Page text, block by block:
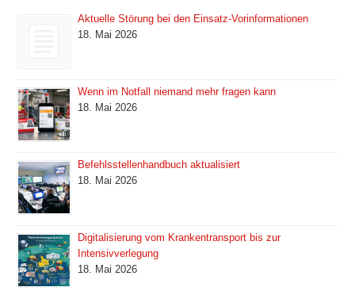
Aktuelle Störung bei den Einsatz-Vorinformationen
18. Mai 2026
Wenn im Notfall niemand mehr fragen kann
18. Mai 2026
Befehlsstellenhandbuch aktualisiert
18. Mai 2026
Digitalisierung vom Krankentransport bis zur
Intensivverlegung
18. Mai 2026